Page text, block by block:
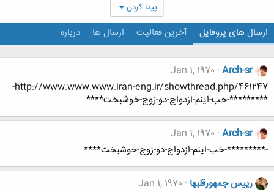
پیدا کردن
ارسال های پروفایل آخرین فعالیت ارسال ها درباره
Arch-sr
Jan 1, 1970
http://www.www.www.iran-eng.ir/showthread.php/461247-
*********-خب-اینم-ازدواج-دو-زوج-خوشبخت****
Arch-sr
Jan 1, 1970
-*********-خب-اینم-ازدواج-دو-زوج-خوشبخت****
رییس جمهورقلبها Jan 1, 1970